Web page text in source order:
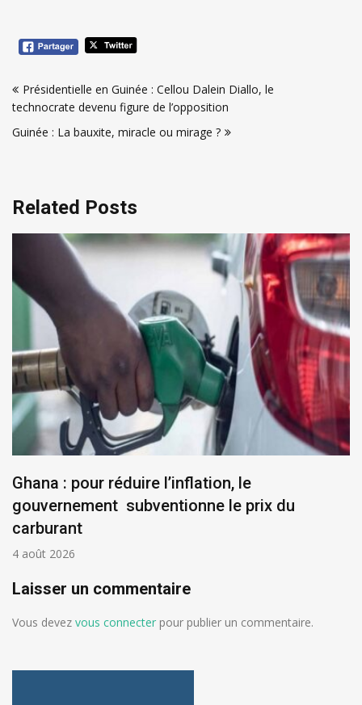
de
l’article
Présidentielle en Guinée : Cellou Dalein Diallo, le
technocrate devenu figure de l’opposition
Guinée : La bauxite, miracle ou mirage ?
Related Posts
Ghana : pour réduire l’inflation, le
gouvernement subventionne le prix du
carburant
4 août 2026
Laisser un commentaire
Vous devez vous connecter pour publier un commentaire.